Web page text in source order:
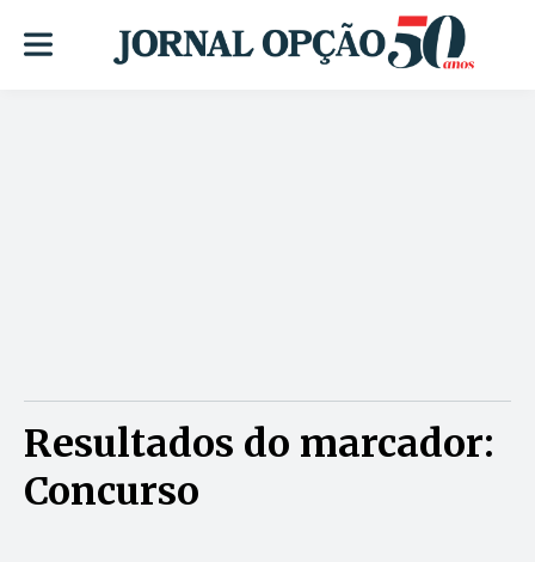
Resultados do marcador:
Concurso